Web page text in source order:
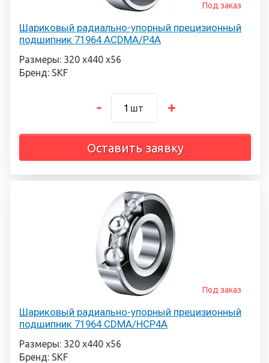
Шариковый радиально-упорный прецизионный
подшипник 71964 ACDMA/P4A
Под заказ
Размеры: 320 х440 х56
Бренд: SKF
шт
Оставить заявку
Шариковый радиально-упорный прецизионный
подшипник 71964 CDMA/HCP4A
Под заказ
Размеры: 320 х440 х56
Бренд: SKF